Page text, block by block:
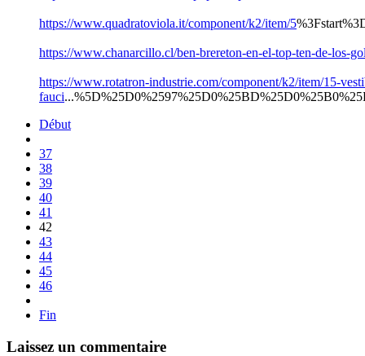
https://www.quadratoviola.it/component/k2/item/5
https://www.chanarcillo.cl/ben-brereton-en-el-top-ten-de-los-
https://www.rotatron-industrie.com/component/k2/item/15-
fauci
Début
37
38
39
40
41
42
43
44
45
46
Fin
Laissez un commentaire